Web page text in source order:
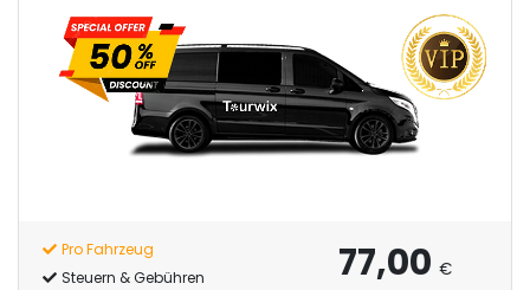
Pro Fahrzeug
Steuern & Gebühren
77,00 €